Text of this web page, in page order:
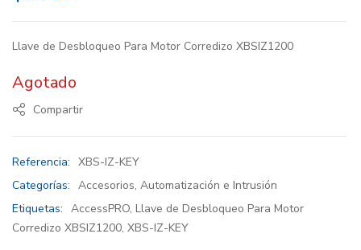
Llave de Desbloqueo Para Motor Corredizo XBSIZ1200
Agotado
Compartir
Referencia: XBS-IZ-KEY
Categorías: Accesorios, Automatización e Intrusión
Etiquetas: AccessPRO, Llave de Desbloqueo Para Motor
Corredizo XBSIZ1200, XBS-IZ-KEY